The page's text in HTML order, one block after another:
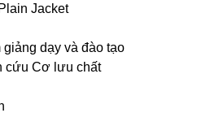
Jacket
giảng dạy và đào tạo
cứu Cơ lưu chất